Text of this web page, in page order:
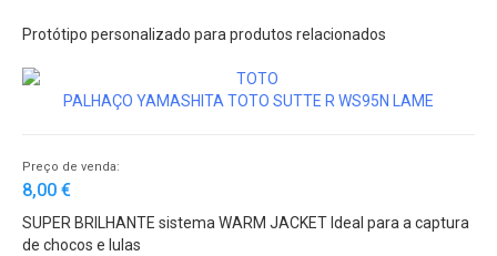
Protótipo personalizado para produtos relacionados
PALHAÇO YAMASHITA TOTO SUTTE R WS95N LAME
Preço de venda:
8,00 €
SUPER BRILHANTE sistema WARM JACKET Ideal para a captura
de chocos e lulas